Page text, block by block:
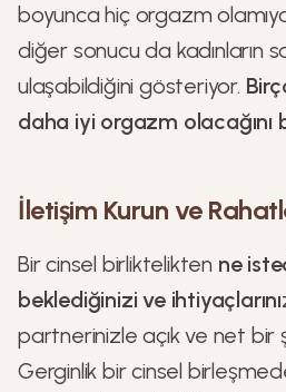
boyunca hiç orgazm
diğer sonucu da kadınların
ulaşabildiğini gösteriyor.
daha iyi orgazm olacağını
İletişim Kurun ve
Bir cinsel birliktelikten ne
beklediğinizi ve ihtiyaçlarını
partnerinizle açık ve net bir
Gerginlik bir cinsel